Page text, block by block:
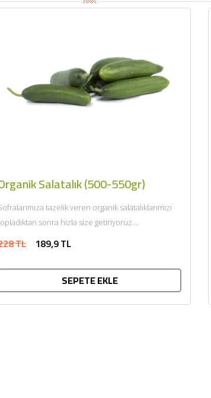
Salatalık (500-550gr)
tazelik veren organik salatalıklarımızı
sonra hızla size getiriyoruz....
TL 189,9 TL
SEPETE EKLE